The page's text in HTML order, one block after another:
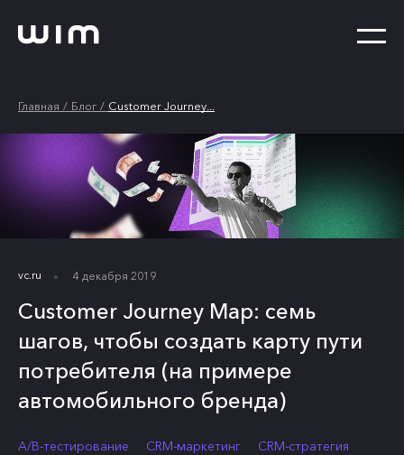
Главная Блог Customer Journey...
vc.ru 4 декабря 2019
Customer Journey Map: семь
шагов, чтобы создать карту пути
потребителя (на примере
автомобильного бренда)
А/В-тестирование CRM-маркетинг
CRM-стратегия